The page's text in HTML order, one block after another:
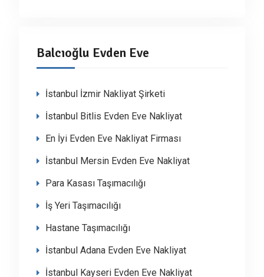
Balcıoğlu Evden Eve
İstanbul İzmir Nakliyat Şirketi
İstanbul Bitlis Evden Eve Nakliyat
En İyi Evden Eve Nakliyat Firması
İstanbul Mersin Evden Eve Nakliyat
Para Kasası Taşımacılığı
İş Yeri Taşımacılığı
Hastane Taşımacılığı
İstanbul Adana Evden Eve Nakliyat
İstanbul Kayseri Evden Eve Nakliyat